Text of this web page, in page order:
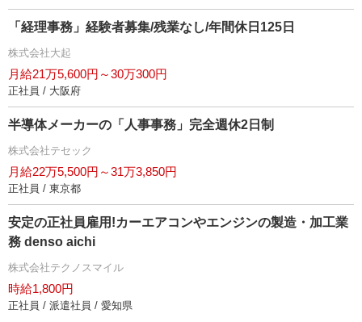
「経理事務」経験者募集/残業なし/年間休日125日
株式会社大起
月給21万5,600円～30万300円
正社員 / 大阪府
半導体メーカーの「人事事務」完全週休2日制
株式会社テセック
月給22万5,500円～31万3,850円
正社員 / 東京都
安定の正社員雇用!カーエアコンやエンジンの製造・加工業
務 denso aichi
株式会社テクノスマイル
時給1,800円
正社員 / 派遣社員 / 愛知県